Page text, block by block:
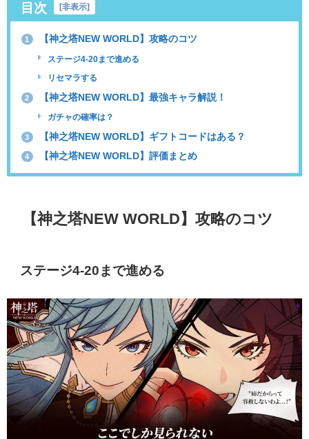
目次 [非表示]
1 【神之塔NEW WORLD】攻略のコツ
ステージ4-20まで進める
リセマラする
2 【神之塔NEW WORLD】最強キャラ解説！
ガチャの確率は？
3 【神之塔NEW WORLD】ギフトコードはある？
4 【神之塔NEW WORLD】評価まとめ
【神之塔NEW WORLD】攻略のコツ
ステージ4-20まで進める